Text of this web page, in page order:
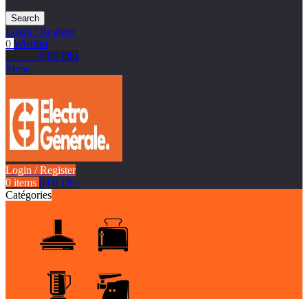
Search
Login / Register
0 Wishlist
0,00 Dhs
Menu
Login / Register
0 items 0,00 Dhs
Catégories